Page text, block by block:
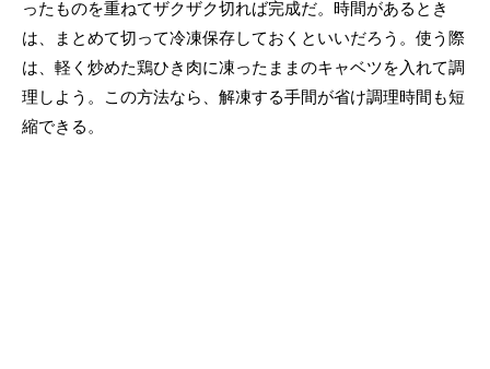
ったものを重ねてザクザク切れば完成だ。時間があるとき
は、まとめて切って冷凍保存しておくといいだろう。使う際
は、軽く炒めた鶏ひき肉に凍ったままのキャベツを入れて調
理しよう。この方法なら、解凍する手間が省け調理時間も短
縮できる。